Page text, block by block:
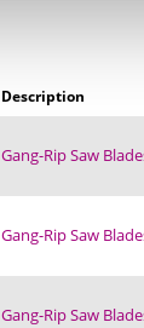
Description
Gang-Rip Saw
Gang-Rip Saw
Gang-Rip Saw